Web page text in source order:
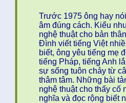
Trước 1975 ông hay
âm đúng cách. Kiểu
nghệ thuật cho bản
Đình viết tiếng Việt
biết, ông yêu tiếng mẹ
tiếng Pháp, tiếng Anh
sự sống tuôn chảy từ
thâm tâm. Những bài
nghệ thuật cho thấy cố
nghĩa và đọc rộng biết